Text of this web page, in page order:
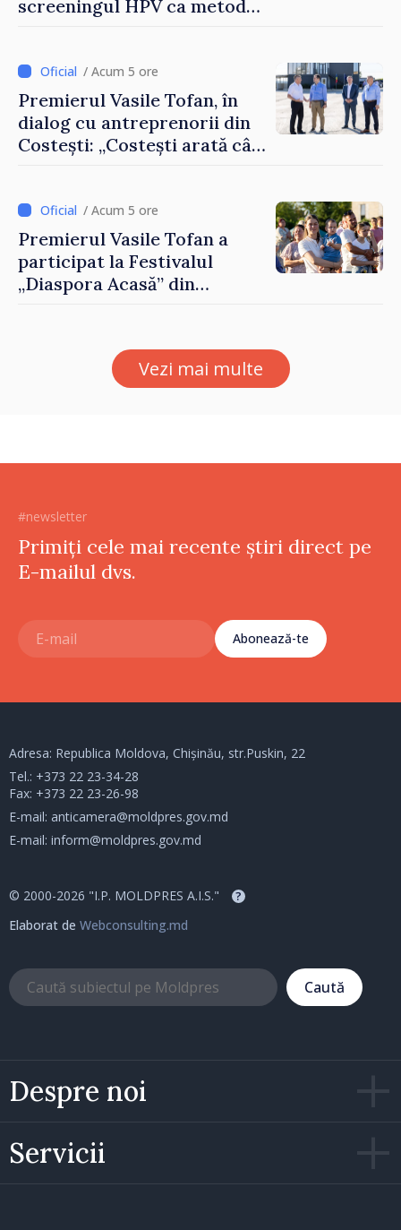
screeningul HPV ca metodă
/ Acum 5 ore
Premierul Vasile Tofan, în
dialog cu antreprenorii din
Costești: „Costești arată cât
există inițiativă, muncă și
spirit antreprenorial”
/ Acum 5 ore
Premierul Vasile Tofan a
participat la Festivalul
„Diaspora Acasă” din
Vezi mai multe
#newsletter
Primiți cele mai recente știri direct pe
E-mailul dvs.
Abonează-te
Despre noi
Servicii
Adresa: Republica Moldova, Chișinău, str.Puskin, 22
Tel.: +373 22 23-34-28
Fax: +373 22 23-26-98
E-mail: anticamera@moldpres.gov.md
E-mail: inform@moldpres.gov.md
© 2000-2026 "I.P. MOLDPRES A.I.S." ?
Elaborat de Webconsulting.md
Caută